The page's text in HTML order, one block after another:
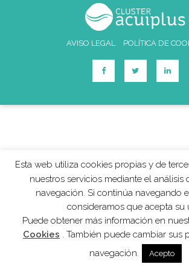
AVISO LEGAL POLÍTICA DE
Esta web utiliza cookies propias y de
nuestros servicios mediante el análisis
navegación. Si continúa navegando
consideramos que acepta su
Puede obtener más información en
Cookies . También puede cambiar sus
navegación.
Acepto